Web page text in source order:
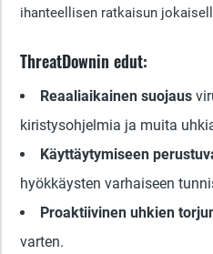
ihanteellisen ratkaisun
ThreatDownin edut:
Reaaliaikainen suojaus
kiristysohjelmia ja muita
Käyttäytymiseen
hyökkäysten varhaiseen
Proaktiivinen uhkien
varten.